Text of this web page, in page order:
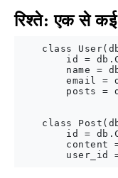
रिश्ते: एक से कई
class
id =
name =
email =
posts =
class
id =
content